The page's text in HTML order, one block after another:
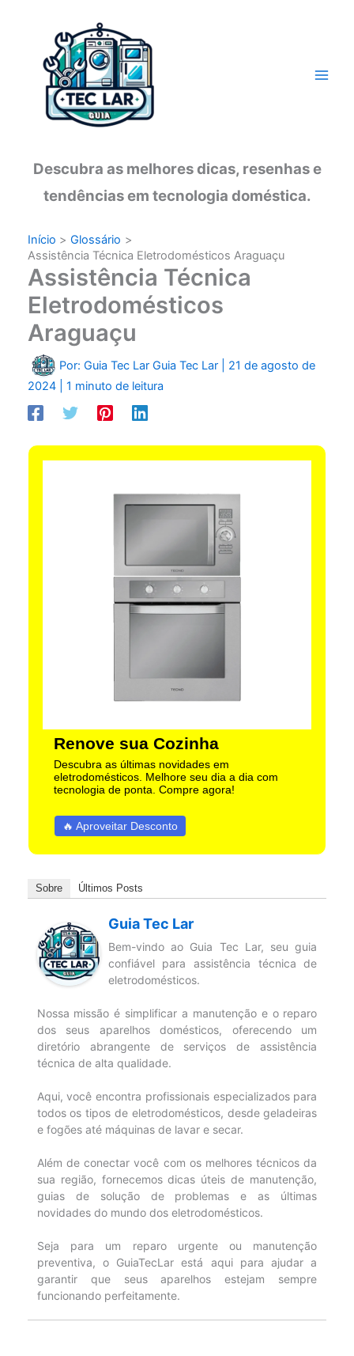
conteúdo
Descubra as melhores dicas, resenhas e
tendências em tecnologia doméstica.
Início
Glossário
Assistência Técnica Eletrodomésticos Araguaçu
Assistência Técnica
Eletrodomésticos
Araguaçu
Por: Guia Tec Lar Guia Tec Lar
21 de agosto de
2024
1 minuto de leitura
Renove sua Cozinha
Descubra as últimas novidades em
eletrodomésticos. Melhore seu dia a dia com
tecnologia de ponta. Compre agora!
🔥 Aproveitar Desconto
Sobre Últimos Posts
Guia Tec Lar
Bem-vindo ao Guia Tec Lar, seu guia
confiável para assistência técnica de
eletrodomésticos.
Nossa missão é simplificar a manutenção e o reparo
dos seus aparelhos domésticos, oferecendo um
diretório abrangente de serviços de assistência
técnica de alta qualidade.
Aqui, você encontra profissionais especializados para
todos os tipos de eletrodomésticos, desde geladeiras
e fogões até máquinas de lavar e secar.
Além de conectar você com os melhores técnicos da
sua região, fornecemos dicas úteis de manutenção,
guias de solução de problemas e as últimas
novidades do mundo dos eletrodomésticos.
Seja para um reparo urgente ou manutenção
preventiva, o GuiaTecLar está aqui para ajudar a
garantir que seus aparelhos estejam sempre
funcionando perfeitamente.